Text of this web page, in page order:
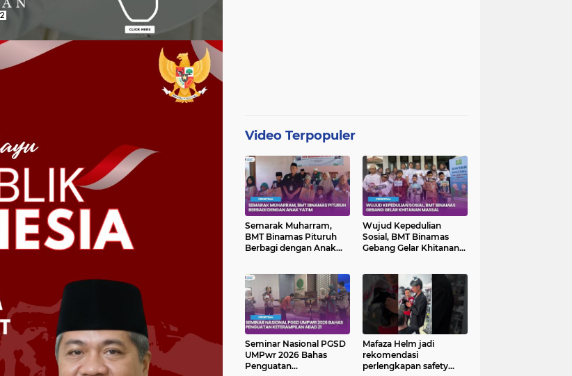
Video Terpopuler
Semarak Muharram,
BMT Binamas Pituruh
Berbagi dengan Anak
Wujud Kepedulian
Sosial, BMT Binamas
Gebang Gelar Khitanan
Seminar Nasional PGSD
UMPwr 2026 Bahas
Penguatan
Mafaza Helm jadi
rekomendasi
perlengkapan safety